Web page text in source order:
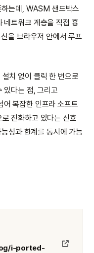
는데, WASM 샌드박스
네트워크 계층을 직접 흉
을 브라우저 안에서 루프
치 없이 클릭 한 번으로
있다는 점, 그리고
복잡한 인프라 소프트
진화하고 있다는 신호
성과 한계를 동시에 가늠
i-ported-